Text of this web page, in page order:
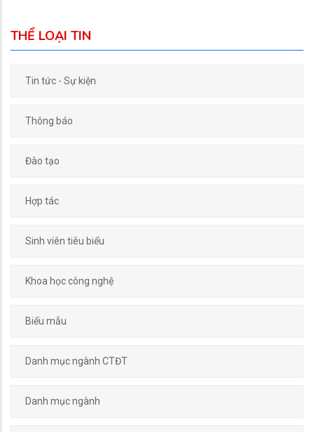
THỂ LOẠI TIN
Tin tức - Sự kiện
Thông báo
Đào tạo
Hợp tác
Sinh viên tiêu biểu
Khoa học công nghệ
Biểu mẫu
Danh mục ngành CTĐT
Danh mục ngành